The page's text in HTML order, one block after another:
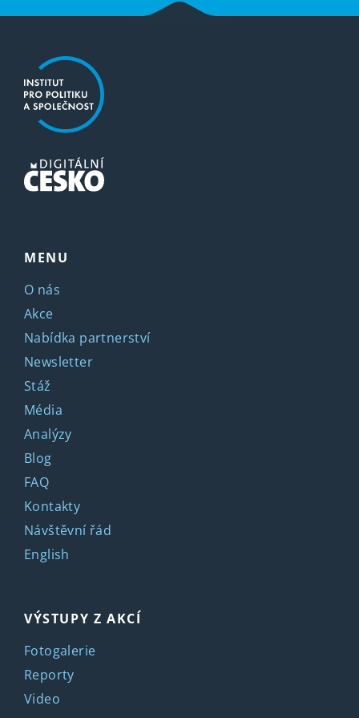
MENU
O nás
Akce
Nabídka partnerství
Newsletter
Stáž
Média
Analýzy
Blog
FAQ
Kontakty
Návštěvní řád
English
VÝSTUPY Z AKCÍ
Fotogalerie
Reporty
Video